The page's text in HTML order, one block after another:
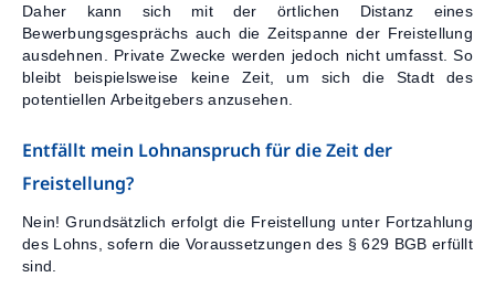
Daher kann sich mit der örtlichen Distanz eines
Bewerbungsgesprächs auch die Zeitspanne der Freistellung
ausdehnen. Private Zwecke werden jedoch nicht umfasst. So
bleibt beispielsweise keine Zeit, um sich die Stadt des
potentiellen Arbeitgebers anzusehen.
Entfällt mein Lohnanspruch für die Zeit der
Freistellung?
Nein! Grundsätzlich erfolgt die Freistellung unter Fortzahlung
des Lohns, sofern die Voraussetzungen des § 629 BGB erfüllt
sind.